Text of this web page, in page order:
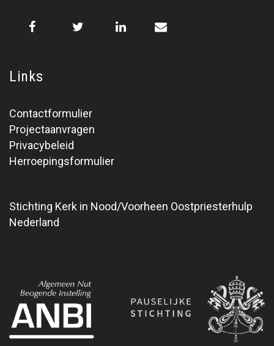
Links
Contactformulier
Projectaanvragen
Privacybeleid
Herroepingsformulier
Stichting Kerk in Nood/Voorheen Oostpriesterhulp
Nederland